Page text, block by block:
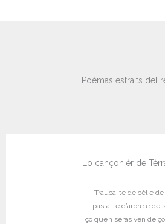
Poèmas estraits del
Lo cançonièr de
Trauca-te de cèl e de
pasta-te d’arbre e de
çò que’n seràs ven de çò